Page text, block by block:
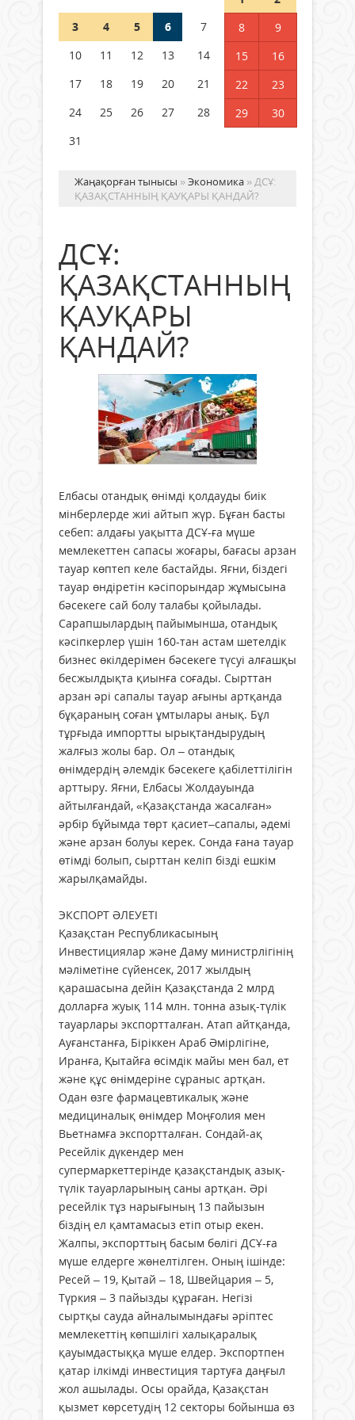
Қысқы демалыс 14 күн: 2026–
каникул кестесі бекітілді
04 тамыз 2026 ж.
3
4 5 6 7 8
9
10
11 12 13 14 15
16
17
18 19 20 21 22
23
24
25 26 27 28 29
30
31
Жаңақорған тынысы »Экономика » ДСҰ:
ҚАЗАҚСТАННЫҢ ҚАУҚАРЫ ҚАНДАЙ?
ДСҰ:
ҚАЗАҚСТАННЫҢ
ҚАУҚАРЫ
ҚАНДАЙ?
Елбасы отандық өнімді қолдауды биік
мінберлерде жиі айтып жүр. Бұған басты
себеп: алдағы уақытта ДСҰ-ға мүше
мемлекеттен сапасы жоғары, бағасы арзан
тауар көптеп келе бастайды. Яғни, біздегі
тауар өндіретін кәсіпорындар жұмысына
бәсекеге сай болу талабы қойылады.
Сарапшылардың пайымынша, отандық
кәсіпкерлер үшін 160-тан астам шетелдік
бизнес өкілдерімен бәсекеге түсуі алғашқы
бесжылдықта қиынға соғады. Сырттан
арзан әрі сапалы тауар ағыны артқанда
бұқараның соған ұмтылары анық. Бұл
тұрғыда импортты ырықтандырудың
жалғыз жолы бар. Ол – отандық
өнімдердің әлемдік бәсекеге қабілеттілігін
арттыру. Яғни, Елбасы Жолдауында
айтылғандай, «Қазақстанда жасалған»
әрбір бұйымда төрт қасиет–сапалы, әдемі
және арзан болуы керек. Сонда ғана тауар
өтімді болып, сырттан келіп бізді ешкім
жарылқамайды.
ЭКСПОРТ ӘЛЕУЕТІ
Қазақстан Республикасының
Инвестициялар және Даму министрлігінің
мәліметіне сүйенсек, 2017 жылдың
қарашасына дейін Қазақстанда 2 млрд
долларға жуық 114 млн. тонна азық-түлік
тауарлары экспортталған. Атап айтқанда,
Ауғанстанға, Біріккен Араб Әмірлігіне,
Иранға, Қытайға өсімдік майы мен бал, ет
және құс өнімдеріне сұраныс артқан.
Одан өзге фармацевтикалық және
медициналық өнімдер Моңғолия мен
Вьетнамға экспортталған. Сондай-ақ
Ресейлік дүкендер мен
супермаркеттерінде қазақстандық азық-
түлік тауарларының саны артқан. Әрі
ресейлік тұз нарығының 13 пайызын
біздің ел қамтамасыз етіп отыр екен.
Жалпы, экспорттың басым бөлігі ДСҰ-ға
мүше елдерге жөнелтілген. Оның ішінде:
Ресей – 19, Қытай – 18, Швейцария – 5,
Түркия – 3 пайызды құраған. Негізі
сыртқы сауда айналымындағы әріптес
мемлекеттің көпшілігі халықаралық
қауымдастыққа мүше елдер. Экспортпен
қатар ілкімді инвестиция тартуға даңғыл
жол ашылады. Осы орайда, Қазақстан
қызмет көрсетудің 12 секторы бойынша өз